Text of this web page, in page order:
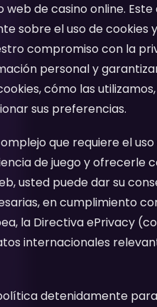
web de casino online.
sobre el uso de cookies
compromiso con la
personal y
cómo las
sus preferencias.
que requiere el
de juego y ofrecerle
usted puede dar su
en cumplimiento
la Directiva ePrivacy
internacionales
detenidamente